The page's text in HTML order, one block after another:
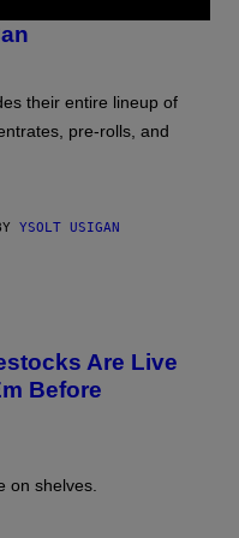
Flower,
their entire lineup of
pre-rolls, and
YSOLT USIGAN
Are Live
Before
on shelves.